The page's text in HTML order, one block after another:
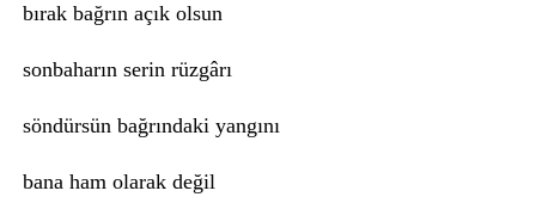
bırak bağrın açık olsun
sonbaharın serin rüzgârı
söndürsün bağrındaki yangını
bana ham olarak değil